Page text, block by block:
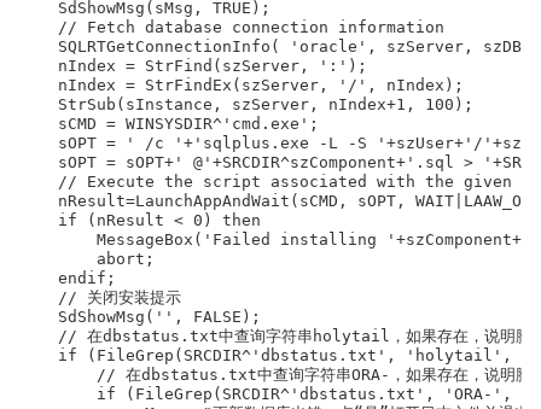
    SdShowMsg(sMsg, TRUE);
    // Fetch database connection information
SQLRTGetConnectionInfo( 'oracle', szServer, szDB,
    nIndex = StrFind(szServer, ':');
    nIndex = StrFindEx(szServer, '/', nIndex);
    StrSub(sInstance, szServer, nIndex+1, 100);
    sCMD = WINSYSDIR^'cmd.exe';
sOPT = ' /c '+'sqlplus.exe -L -S '+szUser+'/
sOPT = sOPT+' @'+SRCDIR^szComponent+'.sql >
// Execute the script associated with the given
nResult=LaunchAppAndWait(sCMD, sOPT,
    if (nResult < 0) then
MessageBox('Failed installing '+szComponent+'
        abort;
    endif;
    // 关闭安装提示
    SdShowMsg('', FALSE);
// 在dbstatus.txt中查询字符串holytail，如果存在，说明脚
if (FileGrep(SRCDIR^'dbstatus.txt', 'holytail',
// 在dbstatus.txt中查询字符串ORA-，如果存在，说明脚
if (FileGrep(SRCDIR^'dbstatus.txt', 'ORA-',